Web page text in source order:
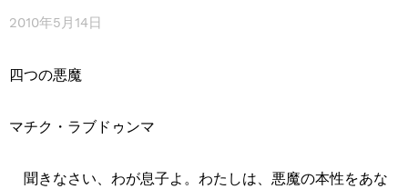
2010年5月14日
四つの悪魔
マチク・ラブドゥンマ
聞きなさい、わが息子よ。わたしは、悪魔の本性をあな